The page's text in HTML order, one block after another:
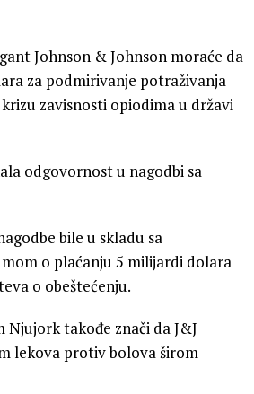
Johnson & Johnson moraće da
za podmirivanje potraživanja
zavisnosti opiodima u državi
odgovornost u nagodbi sa
bile u skladu sa
o plaćanju 5 milijardi dolara
o obeštećenju.
Njujork takođe znači da J&J
lekova protiv bolova širom